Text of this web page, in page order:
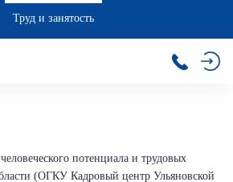
Труд и занятость
потенциала и трудовых
(ОГКУ Кадровый центр Ульяновской